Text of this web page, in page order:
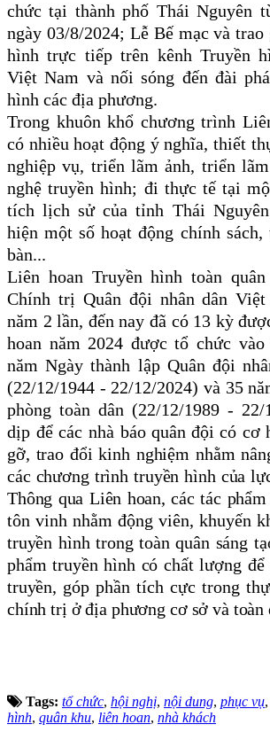
chức tại thành phố Thái Nguyên
ngày 03/8/2024; Lễ Bế mạc và
hình trực tiếp trên kênh Truyền
Việt Nam và nối sóng đến đài
hình các địa phương.
Trong khuôn khổ chương trình
có nhiều hoạt động ý nghĩa, thiết
nghiệp vụ, triển lãm ảnh, triển
nghệ truyền hình; đi thực tế tại
tích lịch sử của tỉnh Thái
hiện một số hoạt động chính
bàn...
Liên hoan Truyền hình toàn
Chính trị Quân đội nhân dân
năm 2 lần, đến nay đã có 13 kỳ
hoan năm 2024 được tổ chức
năm Ngày thành lập Quân đội
(22/12/1944 - 22/12/2024) và 35
phòng toàn dân (22/12/1989 -
dịp để các nhà báo quân đội có cơ
gỡ, trao đổi kinh nghiệm nhằm
các chương trình truyền hình của
Thông qua Liên hoan, các tác
tôn vinh nhằm động viên, khuyến
truyền hình trong toàn quân sáng
phẩm truyền hình có chất lượng để
truyền, góp phần tích cực trong
chính trị ở địa phương cơ sở và
Tags: tổ chức, hội nghị, nội dung, phục vụ,
hình, quân khu, liên hoan, nhà khách